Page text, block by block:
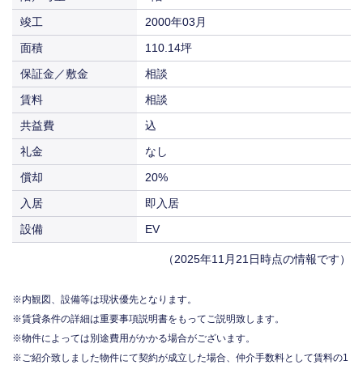
竣工
2000年03月
面積
110.14坪
保証金／敷金
相談
賃料
相談
共益費
込
礼金
なし
償却
20%
入居
即入居
設備
EV
（2025年11月21日時点の情報です）
内観図、設備等は現状優先となります。
賃貸条件の詳細は重要事項説明書をもってご説明致します。
物件によっては別途費用がかかる場合がございます。
ご紹介致しました物件にて契約が成立した場合、仲介手数料として賃料の1